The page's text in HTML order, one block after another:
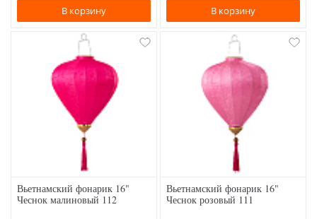
В корзину В корзину
Вьетнамский фонарик 16"
Чеснок малиновый 112
Вьетнамский фонарик 16"
Чеснок розовый 111